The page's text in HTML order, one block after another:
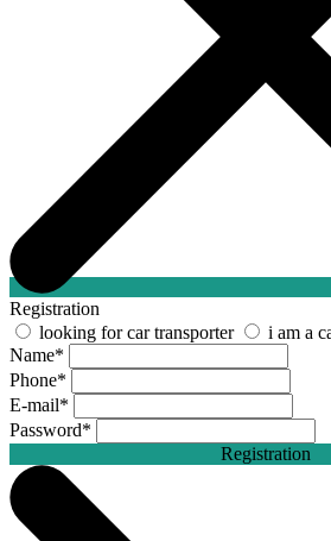
Registration
looking for car transporter
i am a
Name*
Phone*
E-mail*
Password*
Registration